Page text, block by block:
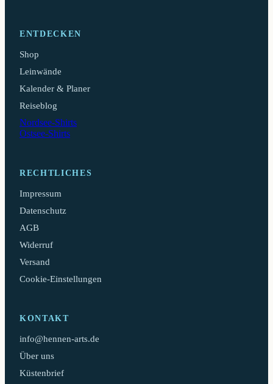
ENTDECKEN
Shop
Leinwände
Kalender & Planer
Reiseblog
Nordsee-Shirts
Ostsee-Shirts
RECHTLICHES
Impressum
Datenschutz
AGB
Widerruf
Versand
Cookie-Einstellungen
KONTAKT
info@hennen-arts.de
Über uns
Küstenbrief